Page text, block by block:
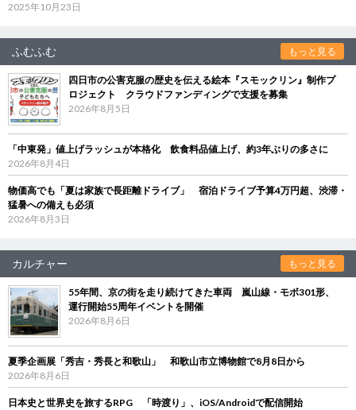
2025年10月23日
ふむふむ もっと見る
四日市の公害克服の歴史を伝える絵本『スモックリン』制作プ
ロジェクト クラウドファンディングで支援を募集
2026年8月5日
「中東発」値上げラッシュが本格化 飲食料品値上げ、約3年ぶりの多さに
2026年8月4日
物価高でも「夏は家族で長距離ドライブ」 宿泊ドライブ予算4万円超、渋滞・
猛暑への備えも必須
2026年8月3日
カルチャー もっと見る
55年間、京の街を走り続けてきた車両 嵐山線・モボ301形、
運行開始55周年イベントを開催
2026年8月6日
夏季企画展「秀吉・秀長と和歌山」 和歌山市立博物館で8月8日から
2026年8月6日
日本史と世界史を旅するRPG 「時渡り」、iOS/Androidで配信開始